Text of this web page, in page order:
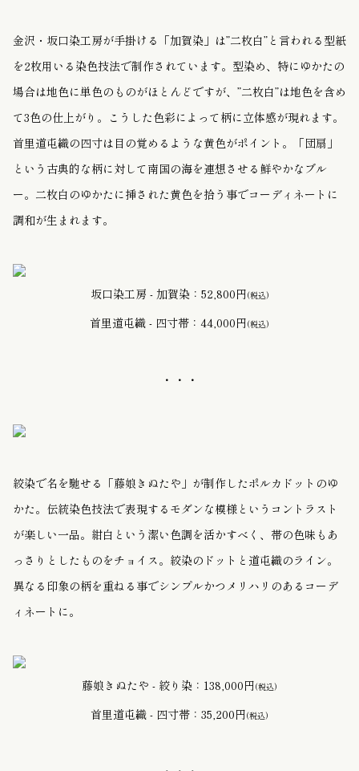
金沢・坂口染工房が手掛ける「加賀染」は”二枚白”と言われる 型紙
を2枚用いる染色技法で制作されています。型染め、特にゆかたの
場合は地色に単色のものがほとんどですが、 ”二枚白”は地色を含め
て3色の仕上がり。こうした色彩によって柄に立体感が現れます。
首里道屯織の四寸は 目の覚めるような黄色がポイント。「団扇」
という古典的な柄に対して南国の海を連想させる鮮やかなブル
ー。二枚白のゆかたに挿された黄色を拾う事でコーディネートに
調和が生まれます。
坂口染工房 - 加賀染：52,800円(税込)
首里道屯織 - 四寸帯：44,000円(税込)
・・・
絞染で名を馳せる「藤娘きぬたや」が制作したポルカドットのゆ
かた。伝統染色技法で表現するモダンな模様というコントラスト
が楽しい一品。紺白という潔い色調を活かすべく、帯の色味もあ
っさりとしたものをチョイス。絞染のドットと道屯織のライン。
異なる印象の柄を重ねる事でシンプルかつメリハリのあるコーデ
ィネートに。
藤娘きぬたや - 絞り染：138,000円(税込)
首里道屯織 - 四寸帯：35,200円(税込)